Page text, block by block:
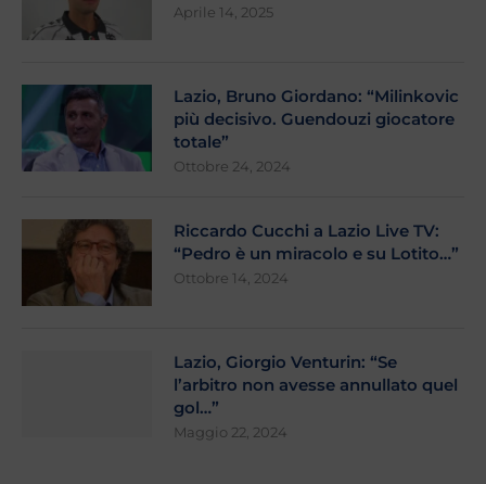
Aprile 14, 2025
Lazio, Bruno Giordano: “Milinkovic
più decisivo. Guendouzi giocatore
totale”
Ottobre 24, 2024
Riccardo Cucchi a Lazio Live TV:
“Pedro è un miracolo e su Lotito…”
Ottobre 14, 2024
Lazio, Giorgio Venturin: “Se
l’arbitro non avesse annullato quel
gol…”
Maggio 22, 2024